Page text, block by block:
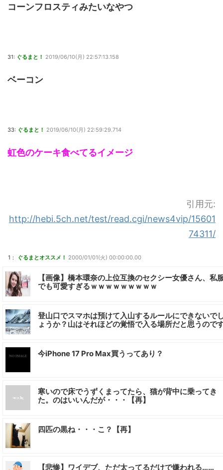
コーンフロスティみたいなやつ
31: ぐるまと！ 2019/06/10(月) 22:57:13.158
ベーコン
33: ぐるまと！ 2019/06/10(月) 22:59:29.714
虹色のケーキ食べてるイメージ
引用元:
http://hebi.5ch.net/test/read.cgi/news4vip/15601
74311/
1： ぐるまとオススメ！ 2000/01/01(火) 00:00:00.00
【画像】橋本環奈の上位互換のセクシー女優さん、私
でも可愛すぎるｗｗｗｗｗｗｗｗｗ
登山口でスマホは預けて入山するルールにできないで
ょうか？山はそれほどの覚悟で入る場所だと思うので
今iPhone 17 Pro Max買うってあり？
寒いので床でうずくまってたら、猫が背中に乗ってき
た。のはいいんだが・・・【再】
四匹の黒ね・・・こ？【再】
【悲惨】ワイデブ、ただ太ってるだけで嫌われる……